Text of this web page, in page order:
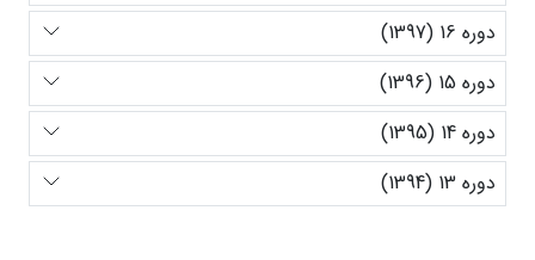
دوره 16 (1397)
دوره 15 (1396)
دوره 14 (1395)
دوره 13 (1394)